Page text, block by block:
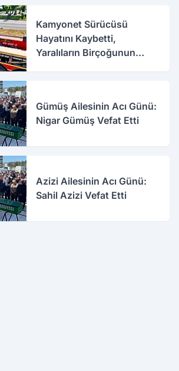
Kamyonet Sürücüsü
Hayatını Kaybetti,
Yaralıların Birçoğunun
Gümüş Ailesinin Acı Günü:
Nigar Gümüş Vefat Etti
Azizi Ailesinin Acı Günü:
Sahil Azizi Vefat Etti